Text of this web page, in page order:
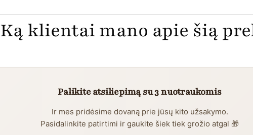
Ką klientai mano apie šią
Palikite atsiliepimą su 3 nuotraukomis
Ir mes pridėsime dovaną prie jūsų kito užsakymo.
Pasidalinkite patirtimi ir gaukite šiek tiek grožio atgal 🎁